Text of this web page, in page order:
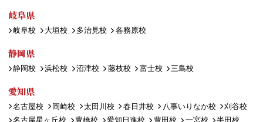
岐阜県
岐阜校 大垣校 多治見校 各務原校
静岡県
静岡校 浜松校 沼津校 藤枝校 富士校 三島校
愛知県
名古屋校 岡崎校 太田川校 春日井校 八事いりなか校
刈谷校
名古屋星ヶ丘校
豊橋校 愛知日進校 豊田校 一宮校
半田校